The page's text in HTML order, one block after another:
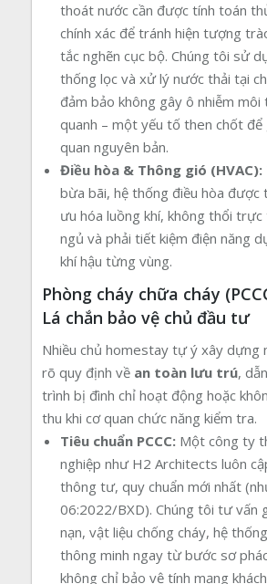
thoát nước cần được tính toán
chính xác để tránh hiện tượng
tắc nghẽn cục bộ. Chúng tôi sử
thống lọc và xử lý nước thải tại
đảm bảo không gây ô nhiễm
quanh – một yếu tố then chốt để
quan nguyên bản.
Điều hòa & Thông gió (HVAC):
bừa bãi, hệ thống điều hòa được
ưu hóa luồng khí, không thổi
ngủ và phải tiết kiệm điện năng
khí hậu từng vùng.
Phòng cháy chữa cháy
Lá chắn bảo vệ chủ đầu tư
Nhiều chủ homestay tự ý xây dựng
rõ quy định về an toàn lưu trú,
trình bị đình chỉ hoạt động hoặc
thu khi cơ quan chức năng kiểm tra.
Tiêu chuẩn PCCC: Một công ty
nghiệp như H2 Architects luôn
thông tư, quy chuẩn mới nhất
06:2022/BXD). Chúng tôi tư vấn
nạn, vật liệu chống cháy, hệ
thông minh ngay từ bước sơ
không chỉ bảo vệ tính mạng